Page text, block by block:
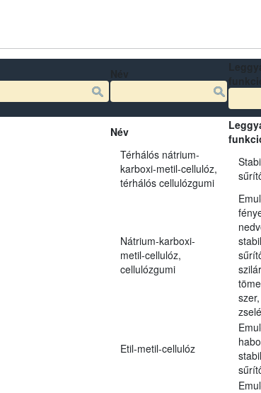
Név
Térhálós nátrium-
karboxi-metil-cellulóz,
térhálós cellulózgumi
Nátrium-karboxi-
metil-cellulóz,
cellulózgumi
szer,
Etil-metil-cellulóz